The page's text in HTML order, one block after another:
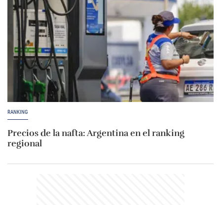
RANKING
Precios de la nafta: Argentina en el ranking
regional